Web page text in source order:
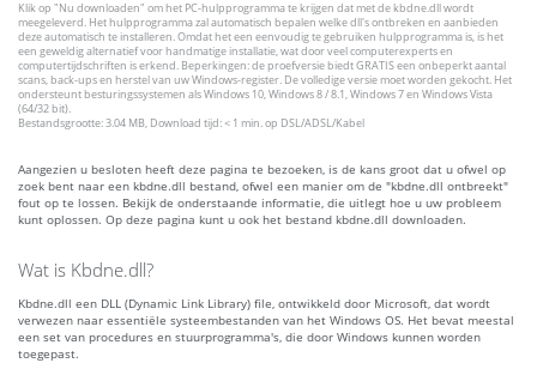
Klik op "Nu downloaden" om het PC-hulpprogramma te krijgen dat met de kbdne.dll wordt
meegeleverd. Het hulpprogramma zal automatisch bepalen welke dll's ontbreken en aanbieden
deze automatisch te installeren. Omdat het een eenvoudig te gebruiken hulpprogramma is, is het
een geweldig alternatief voor handmatige installatie, wat door veel computerexperts en
computertijdschriften is erkend. Beperkingen: de proefversie biedt GRATIS een onbeperkt aantal
scans, back-ups en herstel van uw Windows-register. De volledige versie moet worden gekocht. Het
ondersteunt besturingssystemen als Windows 10, Windows 8 / 8.1, Windows 7 en Windows Vista
(64/32 bit).
Bestandsgrootte: 3.04 MB, Download tijd: < 1 min. op DSL/ADSL/Kabel
Aangezien u besloten heeft deze pagina te bezoeken, is de kans groot dat u ofwel op
zoek bent naar een kbdne.dll bestand, ofwel een manier om de "kbdne.dll ontbreekt"
fout op te lossen. Bekijk de onderstaande informatie, die uitlegt hoe u uw probleem
kunt oplossen. Op deze pagina kunt u ook het bestand kbdne.dll downloaden.
Wat is Kbdne.dll?
Kbdne.dll een DLL (Dynamic Link Library) file, ontwikkeld door Microsoft, dat wordt
verwezen naar essentiële systeembestanden van het Windows OS. Het bevat meestal
een set van procedures en stuurprogramma's, die door Windows kunnen worden
toegepast.